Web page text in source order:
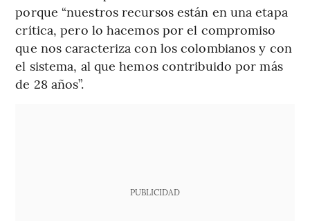
porque “nuestros recursos están en una etapa
crítica, pero lo hacemos por el compromiso
que nos caracteriza con los colombianos y con
el sistema, al que hemos contribuido por más
de 28 años”.
PUBLICIDAD